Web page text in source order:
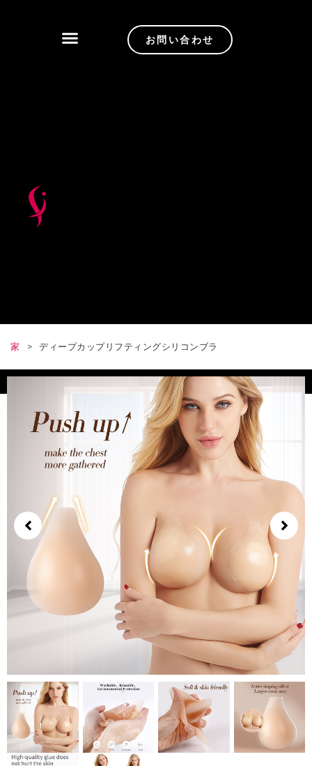
お問い合わせ
家 > ディープカップリフティングシリコンブラ